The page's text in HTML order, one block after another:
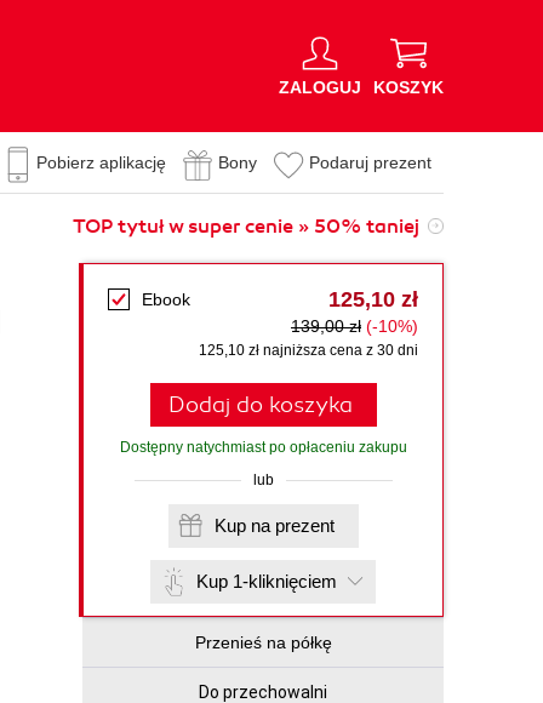
ZALOGUJ KOSZYK
Pobierz aplikację Bony Podaruj prezent
TOP tytuł w super cenie » 50% taniej
Ebook 125,10 zł
139,00 zł (-10%)
125,10 zł najniższa cena z 30 dni
Dodaj do koszyka
Dostępny natychmiast po opłaceniu zakupu
lub
Kup na prezent
Kup 1-kliknięciem
Przenieś na półkę
Do przechowalni